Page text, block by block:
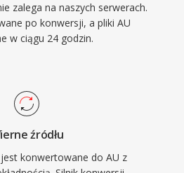
zalega na naszych serwerach.
po konwersji, a pliki AU
w ciągu 24 godzin.
źródłu
konwertowane do AU z